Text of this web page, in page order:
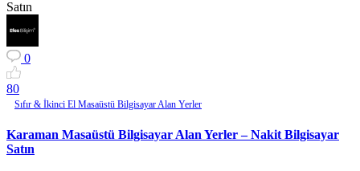
0
80
Sıfır & İkinci El Masaüstü Bilgisayar Alan Yerler
Karaman Masaüstü Bilgisayar Alan Yerler – Nakit Bilgisayar
Satın